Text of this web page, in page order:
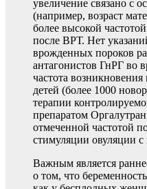
увеличение связано с
(например, возраст
более высокой
после ВРТ. Нет
врожденных пороков
антагонистов ГнРГ во
частота
детей (более 1000
терапии
препаратом
отмеченной частотой
стимуляции овуляции
Важным является
о том, что